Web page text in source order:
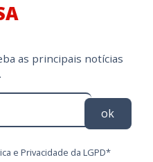
as principais notícias
ok
e Privacidade da LGPD*